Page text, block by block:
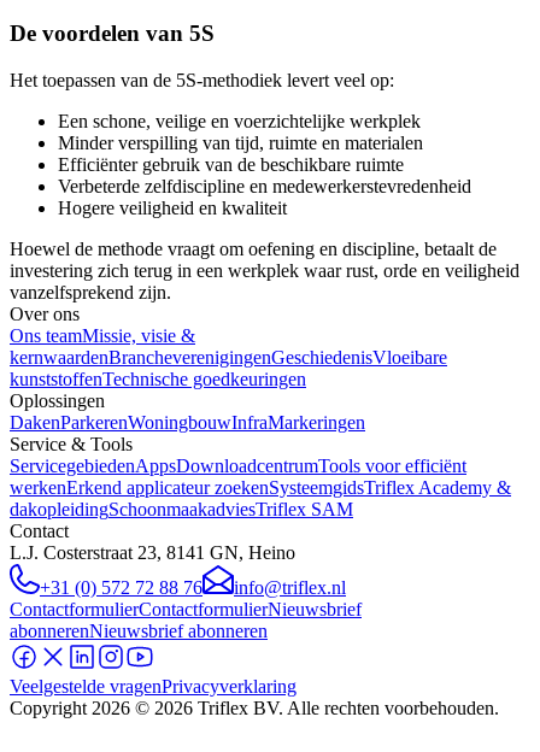
De voordelen van 5S
Het toepassen van de 5S-methodiek levert veel op:
Een schone, veilige en voerzichtelijke werkplek
Minder verspilling van tijd, ruimte en materialen
Efficiënter gebruik van de beschikbare ruimte
Verbeterde zelfdiscipline en medewerkerstevredenheid
Hogere veiligheid en kwaliteit
Hoewel de methode vraagt om oefening en discipline, betaalt de
investering zich terug in een werkplek waar rust, orde en veiligheid
vanzelfsprekend zijn.
Over ons
Ons teamMissie, visie &
kernwaardenBrancheverenigingenGeschiedenisVloeibare
kunststoffenTechnische goedkeuringen
Oplossingen
DakenParkerenWoningbouwInfraMarkeringen
Service & Tools
ServicegebiedenAppsDownloadcentrumTools voor efficiënt
werkenErkend applicateur zoekenSysteemgidsTriflex Academy &
dakopleidingSchoonmaakadviesTriflex SAM
Contact
L.J. Costerstraat 23, 8141 GN, Heino
+31 (0) 572 72 88 76
info@triflex.nl
ContactformulierContactformulierNieuwsbrief
abonnerenNieuwsbrief abonneren
Veelgestelde vragenPrivacyverklaring
Copyright 2026 © 2026 Triflex BV. Alle rechten voorbehouden.